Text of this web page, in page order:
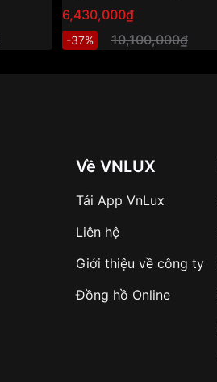
6,430,000₫
-37% 10,100,000₫
Về VNLUX
Tải App VnLux
Liên hệ
Giới thiệu về công ty
Đồng hồ Online